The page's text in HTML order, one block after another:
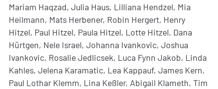
Mariam Haqzad, Julia Haus, Lilliana Hendzel, Mia
Heilmann, Mats Herbener, Robin Hergert, Henry
Hitzel, Paul Hitzel, Paula Hitzel, Lotte Hitzel, Dana
Hürtgen, Nele Israel, Johanna Ivankovic, Joshua
Ivankovic, Rosalie Jedlicsek, Luca Fynn Jakob, Linda
Kahles, Jelena Karamatic, Lea Kappauf, James Kern,
Paul Lothar Klemm, Lina Keßler, Abigail Klameth, Tim